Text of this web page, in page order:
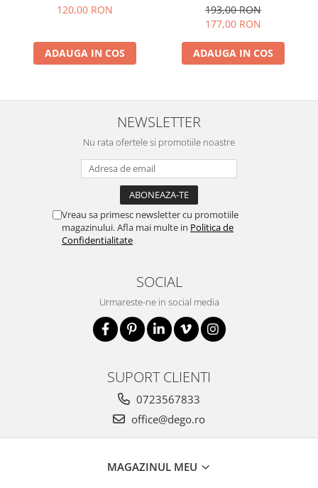
culori, 4,8x6,5 cm
120,00 RON
ADAUGA IN COS
36x25 cm
193,00 RON
177,00 RON
ADAUGA IN COS
NEWSLETTER
Nu rata ofertele si promotiile noastre
Vreau sa primesc newsletter cu promotiile
magazinului. Afla mai multe in Politica de
Confidentialitate
SOCIAL
Urmareste-ne in social media
SUPORT CLIENTI
0723567833
office@dego.ro
MAGAZINUL MEU